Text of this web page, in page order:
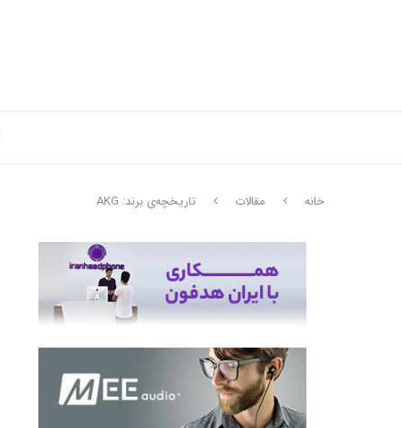
خانه مقالات تاریخچه‌ی برند: AKG